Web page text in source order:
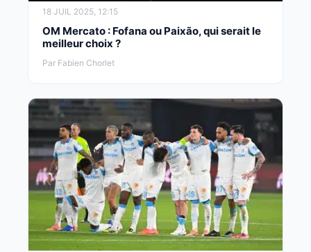
18 JUIL 2025, 12:15
OM Mercato : Fofana ou Paixão, qui serait le
meilleur choix ?
Par Fabien Chorlet